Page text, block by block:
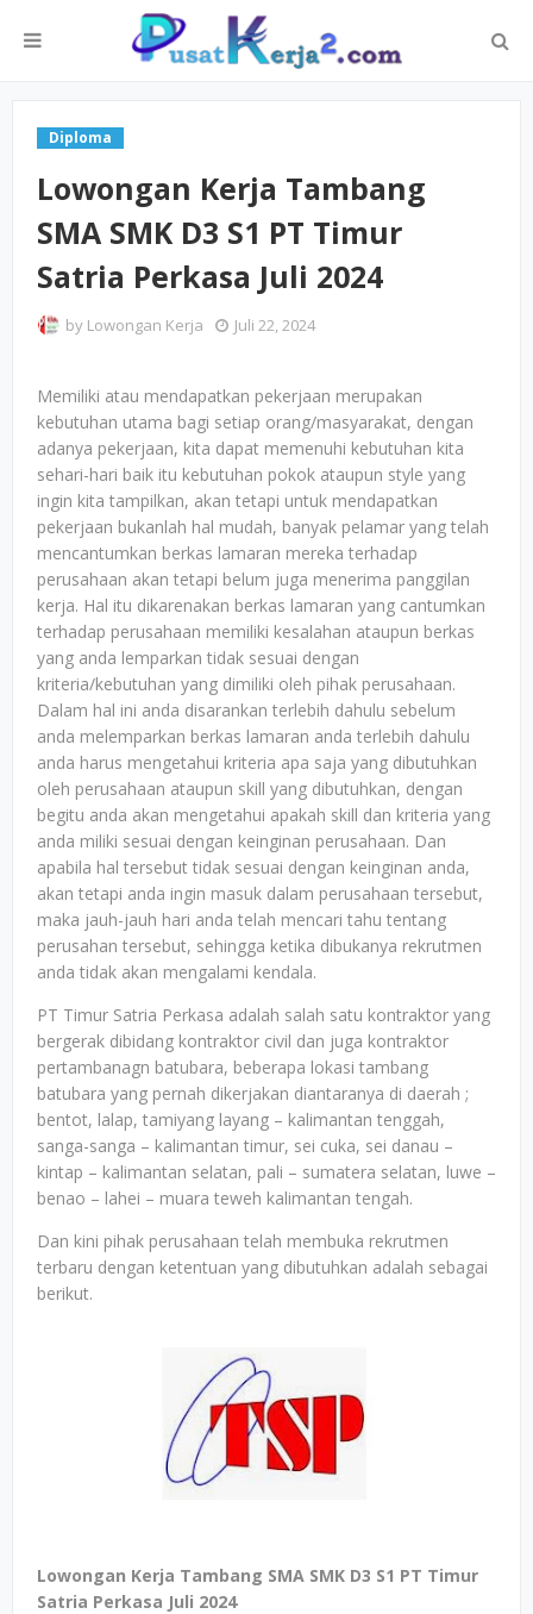
Diploma
Lowongan Kerja Tambang
SMA SMK D3 S1 PT Timur
Satria Perkasa Juli 2024
by Lowongan Kerja Juli 22, 2024
Memiliki atau mendapatkan pekerjaan merupakan
kebutuhan utama bagi setiap orang/masyarakat, dengan
adanya pekerjaan, kita dapat memenuhi kebutuhan kita
sehari-hari baik itu kebutuhan pokok ataupun style yang
ingin kita tampilkan, akan tetapi untuk mendapatkan
pekerjaan bukanlah hal mudah, banyak pelamar yang telah
mencantumkan berkas lamaran mereka terhadap
perusahaan akan tetapi belum juga menerima panggilan
kerja. Hal itu dikarenakan berkas lamaran yang cantumkan
terhadap perusahaan memiliki kesalahan ataupun berkas
yang anda lemparkan tidak sesuai dengan
kriteria/kebutuhan yang dimiliki oleh pihak perusahaan.
Dalam hal ini anda disarankan terlebih dahulu sebelum
anda melemparkan berkas lamaran anda terlebih dahulu
anda harus mengetahui kriteria apa saja yang dibutuhkan
oleh perusahaan ataupun skill yang dibutuhkan, dengan
begitu anda akan mengetahui apakah skill dan kriteria yang
anda miliki sesuai dengan keinginan perusahaan. Dan
apabila hal tersebut tidak sesuai dengan keinginan anda,
akan tetapi anda ingin masuk dalam perusahaan tersebut,
maka jauh-jauh hari anda telah mencari tahu tentang
perusahan tersebut, sehingga ketika dibukanya rekrutmen
anda tidak akan mengalami kendala.
PT Timur Satria Perkasa adalah salah satu kontraktor yang
bergerak dibidang kontraktor civil dan juga kontraktor
pertambanagn batubara, beberapa lokasi tambang
batubara yang pernah dikerjakan diantaranya di daerah ;
bentot, lalap, tamiyang layang – kalimantan tenggah,
sanga-sanga – kalimantan timur, sei cuka, sei danau –
kintap – kalimantan selatan, pali – sumatera selatan, luwe –
benao – lahei – muara teweh kalimantan tengah.
Dan kini pihak perusahaan telah membuka rekrutmen
terbaru dengan ketentuan yang dibutuhkan adalah sebagai
berikut.
Lowongan Kerja Tambang SMA SMK D3 S1 PT Timur
Satria Perkasa Juli 2024